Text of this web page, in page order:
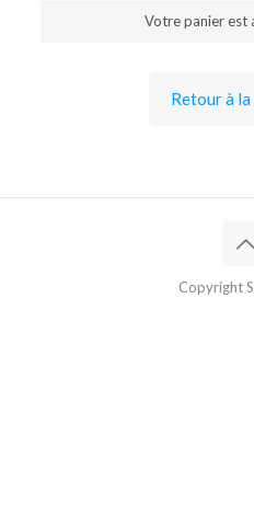
Votre panier est
Retour à
Copyright